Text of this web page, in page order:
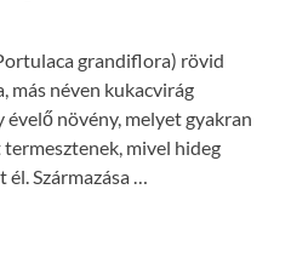
grandiflora) rövid
más néven kukacvirág
növény, melyet gyakran
mivel hideg
Származása …